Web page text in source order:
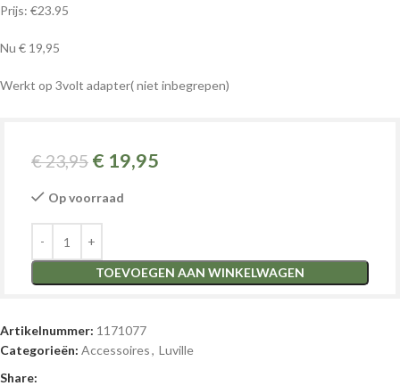
Prijs: €23.95
Nu € 19,95
Werkt op 3volt adapter( niet inbegrepen)
€23,95 € 19,95
Op voorraad
TOEVOEGEN AAN WINKELWAGEN
Artikelnummer: 1171077
Categorieën: Accessoires, Luville
Share: